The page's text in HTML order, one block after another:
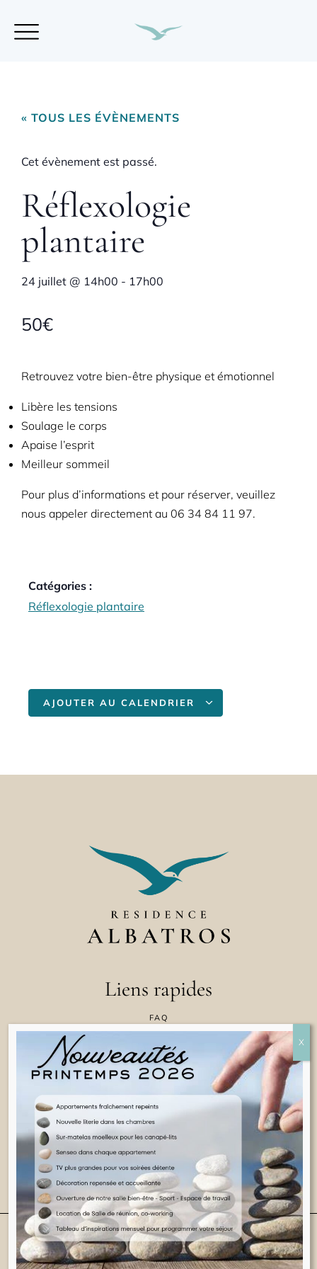
« TOUS LES ÉVÈNEMENTS
Cet évènement est passé.
Réflexologie
plantaire
24 juillet @ 14h00 - 17h00
50€
Retrouvez votre bien-être physique et émotionnel
Libère les tensions
Soulage le corps
Apaise l’esprit
Meilleur sommeil
Pour plus d’informations et pour réserver, veuillez
nous appeler directement au 06 34 84 11 97.
Catégories :
Réflexologie plantaire
AJOUTER AU CALENDRIER
Liens rapides
FAQ
POLITIQUE EN MATIÈRE DE COOKIES
CONDITIONS GÉNÉRALES D'UTILISATION
INFORMATIONS JURIDIQUES
FRANÇAIS
2025 TOUS DROITS RÉSERVÉS
SITE WEB DE CASA COLLINA